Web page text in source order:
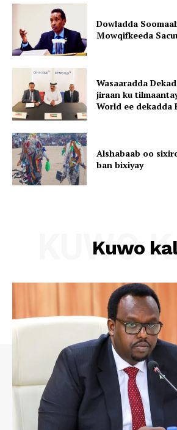
Dowladda
Mowqifkeeda
Wasaaradda
jiraan ku
World ee dekadda
Alshabaab oo
ban bixiyay
Kuwo
KUWO